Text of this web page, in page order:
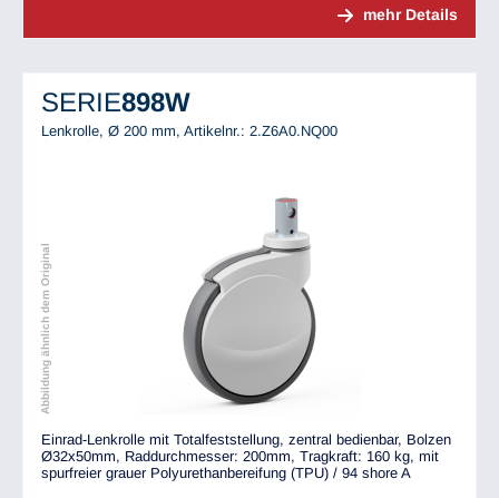
mehr Details
SERIE898W
Lenkrolle, Ø 200 mm, Artikelnr.: 2.Z6A0.NQ00
Abbildung ähnlich dem Original
Einrad-Lenkrolle mit Totalfeststellung, zentral bedienbar, Bolzen
Ø32x50mm, Raddurchmesser: 200mm, Tragkraft: 160 kg, mit
spurfreier grauer Polyurethanbereifung (TPU) / 94 shore A